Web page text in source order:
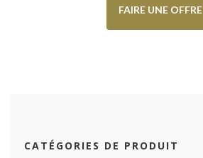
FAIRE UNE OFFRE
CATÉGORIES DE PRODUIT